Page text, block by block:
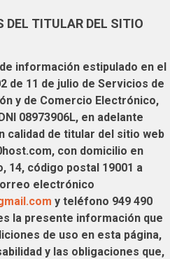
DEL TITULAR DEL SITIO
información estipulado en el
de 11 de julio de Servicios de
y de Comercio Electrónico,
08973906L, en adelante
calidad de titular del sitio web
, con domicilio en
14, código postal 19001 a
electrónico
y teléfono 949 490
la presente información que
de uso en esta página,
y las obligaciones que,